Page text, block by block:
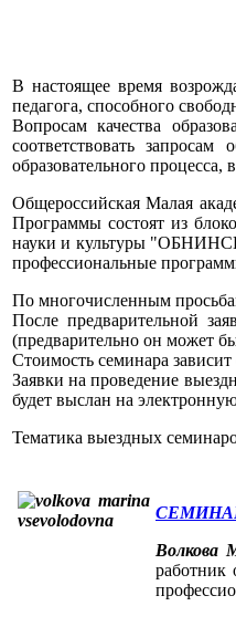
В настоящее время
педагога, способного
Вопросам качества
соответствовать
образовательного
Общероссийская Малая
Программы состоят из
науки и культуры
профессиональные
По многочисленным
После предварительной
(предварительно он может
Стоимость семинара зависит
Заявки на проведение
будет выслан на
Тематика выездных
Волкова
работник